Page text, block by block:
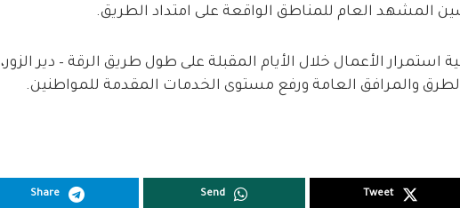
المشهد العام للمناطق الواقعة على امتداد الطريق.
استمرار الأعمال خلال الأيام المقبلة على طول طريق الرقة – دير الزور،
والمرافق العامة ورفع مستوى الخدمات المقدمة للمواطنين.
Tweet
Send
Share